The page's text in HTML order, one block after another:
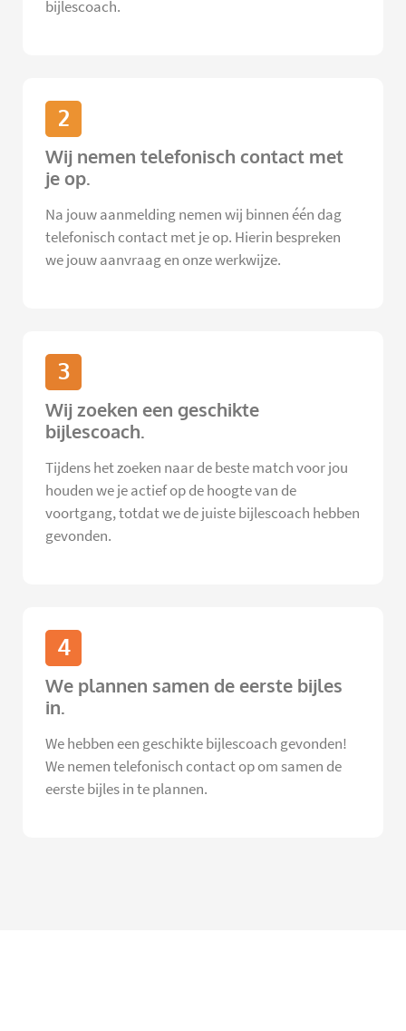
bijlescoach.
2
Wij nemen telefonisch contact met
je op.
Na jouw aanmelding nemen wij binnen één dag
telefonisch contact met je op. Hierin bespreken
we jouw aanvraag en onze werkwijze.
3
Wij zoeken een geschikte
bijlescoach.
Tijdens het zoeken naar de beste match voor jou
houden we je actief op de hoogte van de
voortgang, totdat we de juiste bijlescoach hebben
gevonden.
4
We plannen samen de eerste bijles
in.
We hebben een geschikte bijlescoach gevonden!
We nemen telefonisch contact op om samen de
eerste bijles in te plannen.